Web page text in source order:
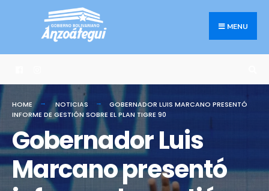
MENU
HOME NOTICIAS
GOBERNADOR LUIS MARCANO PRESENTÓ
INFORME DE GESTIÓN SOBRE EL PLAN TIGRE 90
Gobernador Luis
Marcano presentó
Search